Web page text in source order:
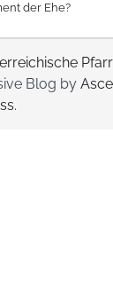
der Ehe?
Blog by
.